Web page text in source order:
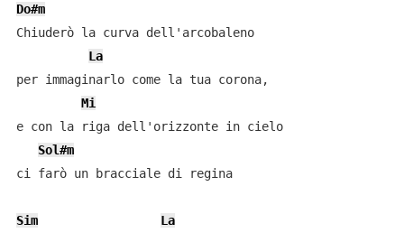
Do#m
Chiuderò la curva dell'arcobaleno
La
per immaginarlo come la tua corona,
Mi
e con la riga dell'orizzonte in cielo
Sol#m
ci farò un bracciale di regina
Sim La